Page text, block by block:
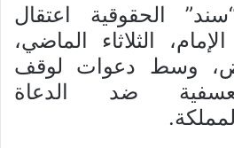
الحقوقية اعتقال
الثلاثاء الماضي،
وسط دعوات لوقف
ضد الدعاة